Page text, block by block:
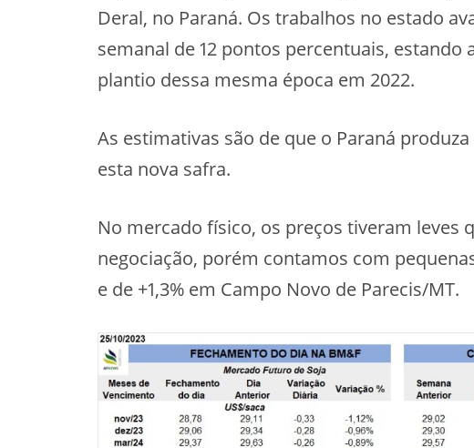
Deral, no Paraná. Os trabalhos no estado
semanal de 12 pontos percentuais,
plantio dessa mesma época em 2022.
As estimativas são de que o Paraná
esta nova safra.
No mercado físico, os preços tiveram leves
negociação, porém contamos com
e de +1,3% em Campo Novo de Parecis/MT.